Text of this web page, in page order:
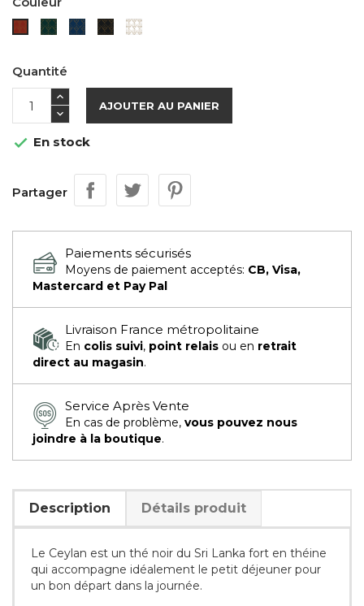
RougeVerteBleueNoireBlanche
Quantité
AJOUTER AU PANIER
 En stock
Partager
Paiements sécurisés
Moyens de paiement acceptés: CB, Visa,
Mastercard et Pay Pal
Livraison France métropolitaine
En colis suivi, point relais ou en retrait
direct au magasin.
Service Après Vente
En cas de problème, vous pouvez nous
joindre à la boutique.
Description Détails produit
Le Ceylan est un thé noir du Sri Lanka fort en théine
qui accompagne idéalement le petit déjeuner pour
un bon départ dans la journée.